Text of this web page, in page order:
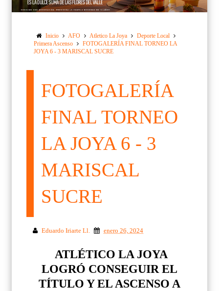
Inicio AFO Atletico La Joya
Deporte Local
Primera Ascenso
FOTOGALERÍA FINAL TORNEO LA
JOYA 6 - 3 MARISCAL SUCRE
FOTOGALERÍA
FINAL TORNEO
LA JOYA 6 - 3
MARISCAL
SUCRE
Eduardo Iriarte Ll. enero 26, 2024
ATLÉTICO LA JOYA
LOGRÓ CONSEGUIR EL
TÍTULO Y EL ASCENSO A